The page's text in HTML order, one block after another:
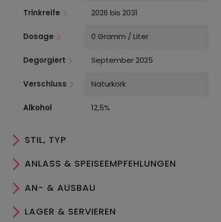
Trinkreife 2026 bis 2031
Dosage 0 Gramm / Liter
Degorgiert September 2025
Verschluss Naturkork
Alkohol 12,5%
STIL, TYP
ANLASS & SPEISEEMPFEHLUNGEN
AN- & AUSBAU
LAGER & SERVIEREN